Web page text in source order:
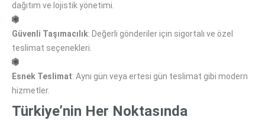
dağıtım ve lojistik yönetimi.
Güvenli Taşımacılık: Değerli gönderiler için sigortalı ve özel
teslimat seçenekleri.
Esnek Teslimat: Aynı gün veya ertesi gün teslimat gibi modern
hizmetler.
Türkiye’nin Her Noktasında